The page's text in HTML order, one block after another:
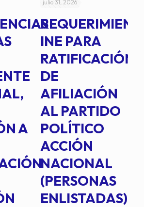
A
julio 31, 2026
INE PARA
RATIFICACIÓN
DE
AFILIACIÓN
AL PARTIDO
POLÍTICO
ACCIÓN
NACIONAL
(PERSONAS
ENLISTADAS)